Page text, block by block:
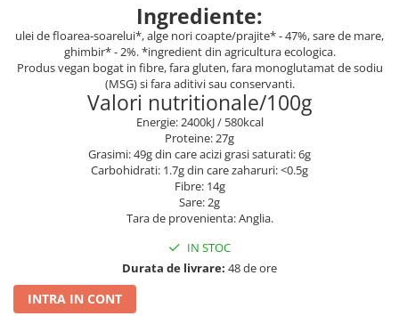
Ingrediente:
ulei de floarea-soarelui*, alge nori coapte/prajite* - 47%, sare de mare,
ghimbir* - 2%. *ingredient din agricultura ecologica.
Produs vegan bogat in fibre, fara gluten, fara monoglutamat de sodiu
(MSG) si fara aditivi sau conservanti.
Valori nutritionale/100g
Energie: 2400kJ / 580kcal
Proteine: 27g
Grasimi: 49g din care acizi grasi saturati: 6g
Carbohidrati: 1.7g din care zaharuri: <0.5g
Fibre: 14g
Sare: 2g
Tara de provenienta: Anglia.
IN STOC
Durata de livrare: 48 de ore
INTRA IN CONT